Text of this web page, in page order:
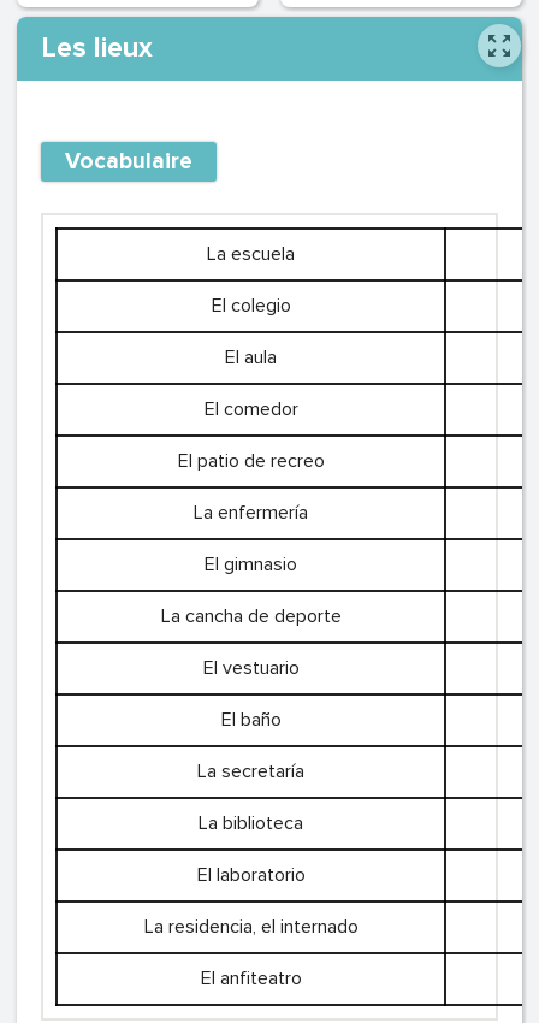
Les lieux
Vocabulaire
La escuela
El colegio
El aula
El comedor
El patio de recreo
La enfermería
El gimnasio
La cancha de deporte
El vestuario
El baño
La secretaría
La biblioteca
El laboratorio
La residencia, el internado
El anfiteatro